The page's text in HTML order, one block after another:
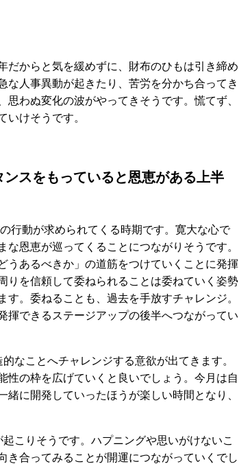
からと気を緩めずに、財布のひもは引き締め
人事異動が起きたり、苦労を分かち合ってき
わぬ変化の波がやってきそうです。慌てず、
けそうです。
スをもっていると恩恵がある上半
行動が求められてくる時期です。寛大な心で
恩恵が巡ってくることにつながりそうです。
あるべきか」の道筋をつけていくことに発揮
を信頼して委ねられることは委ねていく姿勢
。委ねることも、過去を手放すチャレンジ。
できるステージアップの後半へつながってい
なことへチャレンジする意欲が出てきます。
の枠を広げていくと良いでしょう。今月は自
に開発していったほうが楽しい時間となり、
こりそうです。ハプニングや思いがけないこ
合ってみることが開運につながっていくでし